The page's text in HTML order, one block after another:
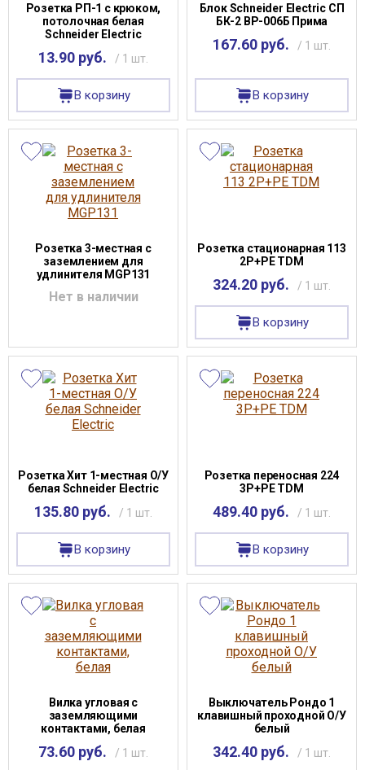
Розетка РП-1 с крюком,
потолочная белая
Schneider Electric
13.90 руб. / 1 шт.
В корзину
Блок Schneider Electric СП
БК-2 ВР-006Б Прима
167.60 руб. / 1 шт.
В корзину
Розетка 3-местная с
заземлением для
удлинителя MGP131
Нет в наличии
Розетка стационарная 113
2Р+РЕ TDM
324.20 руб. / 1 шт.
В корзину
Розетка Хит 1-местная О/У
белая Schneider Electric
135.80 руб. / 1 шт.
В корзину
Розетка переносная 224
3P+PE TDM
489.40 руб. / 1 шт.
В корзину
Вилка угловая с
заземляющими
контактами, белая
73.60 руб. / 1 шт.
Выключатель Рондо 1
клавишный проходной О/У
белый
342.40 руб. / 1 шт.